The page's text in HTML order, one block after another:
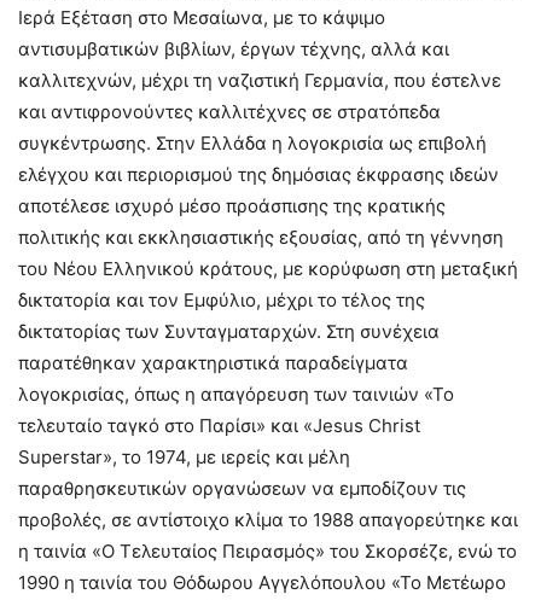
Ιερά Εξέταση στο Μεσαίωνα, με το κάψιμο
αντισυμβατικών βιβλίων, έργων τέχνης, αλλά και
καλλιτεχνών, μέχρι τη ναζιστική Γερμανία, που έστελνε
και αντιφρονούντες καλλιτέχνες σε στρατόπεδα
συγκέντρωσης. Στην Ελλάδα η λογοκρισία ως επιβολή
ελέγχου και περιορισμού της δημόσιας έκφρασης ιδεών
αποτέλεσε ισχυρό μέσο προάσπισης της κρατικής
πολιτικής και εκκλησιαστικής εξουσίας, από τη γέννηση
του Νέου Ελληνικού κράτους, με κορύφωση στη μεταξική
δικτατορία και τον Εμφύλιο, μέχρι το τέλος της
δικτατορίας των Συνταγματαρχών. Στη συνέχεια
παρατέθηκαν χαρακτηριστικά παραδείγματα
λογοκρισίας, όπως η απαγόρευση των ταινιών «Το
τελευταίο ταγκό στο Παρίσι» και «Jesus Christ
Superstar», το 1974, με ιερείς και μέλη
παραθρησκευτικών οργανώσεων να εμποδίζουν τις
προβολές, σε αντίστοιχο κλίμα το 1988 απαγορεύτηκε και
η ταινία «Ο Τελευταίος Πειρασμός» του Σκορσέζε, ενώ το
1990 η ταινία του Θόδωρου Αγγελόπουλου «Το Μετέωρο